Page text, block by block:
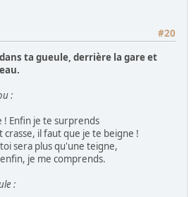
#20
ta gueule, derrière la gare et
:
! Enfin je te surprends
crasse, il faut que je te beigne !
sera plus qu'une teigne,
je me comprends.
: